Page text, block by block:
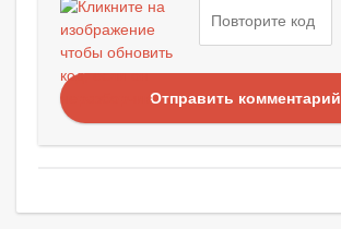
Отправить комментарий